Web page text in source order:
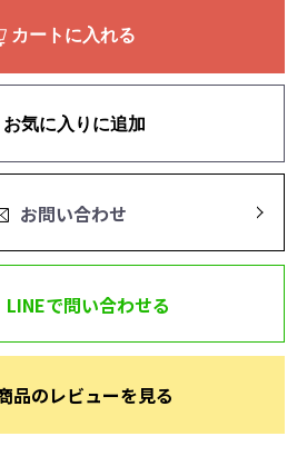
カートに入れる
お気に入りに追加
お問い合わせ
LINEで問い合わせる
品のレビューを見る